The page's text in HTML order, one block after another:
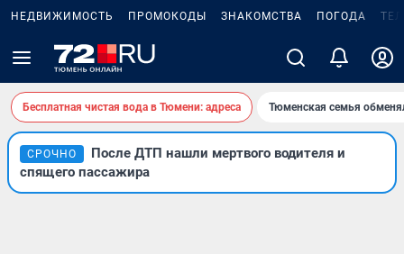
НЕДВИЖИМОСТЬ ПРОМОКОДЫ ЗНАКОМСТВА ПОГОДА
Бесплатная чистая вода в Тюмени: адреса Тюменская семья
СРОЧНО
После ДТП нашли мертвого водителя и
спящего пассажира